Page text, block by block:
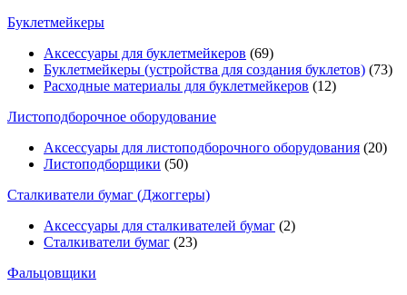
Буклетмейкеры
Аксессуары для буклетмейкеров (69)
Буклетмейкеры (устройства для создания буклетов) (73)
Расходные материалы для буклетмейкеров (12)
Листоподборочное оборудование
Аксессуары для листоподборочного оборудования (20)
Листоподборщики (50)
Сталкиватели бумаг (Джоггеры)
Аксессуары для сталкивателей бумаг (2)
Сталкиватели бумаг (23)
Фальцовщики